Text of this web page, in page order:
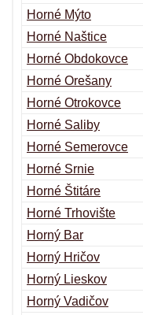
Horné Mýto
Horné Naštice
Horné Obdokovce
Horné Orešany
Horné Otrokovce
Horné Saliby
Horné Semerovce
Horné Srnie
Horné Štitáre
Horné Trhovište
Horný Bar
Horný Hričov
Horný Lieskov
Horný Vadičov